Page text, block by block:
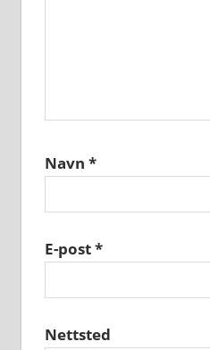
Navn *
E-post*
Nettsted